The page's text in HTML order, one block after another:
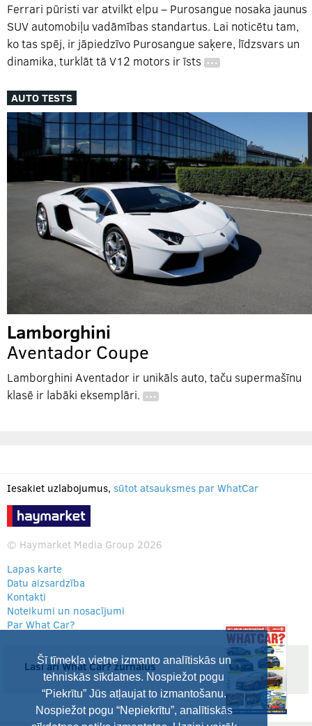
Šī tīmekļa vietne izmanto analītiskās un
tehniskās sīkdatnes. Nospiežot pogu
“Piekrītu” Jūs atļaujat to izmantošanu.
Nospiežot pogu “Nepiekrītu”, analītiskās
Ferrari pūristi var atvilkt elpu – Purosangue nosaka jaunus
SUV automobiļu vadāmības standartus. Lai noticētu tam,
ko tas spēj, ir jāpiedzīvo Purosangue saķere, līdzsvars un
dinamika, turklāt tā V12 motors ir īsts …
AUTO TESTS
Lamborghini
Aventador Coupe
Lamborghini Aventador ir unikāls auto, taču supermašīnu
klasē ir labāki eksemplāri. …
Iesakiet uzlabojumus, sūtot atsauksmes par WhatCar
© Haymarket Media Group 2026
Lapas karte
Datu aizsardzība
Kontakti
Noteikumi un nosacījumi
Par What Car?
Lasi arī What Car? žurnālus